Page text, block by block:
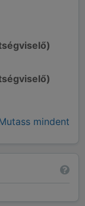
mindent